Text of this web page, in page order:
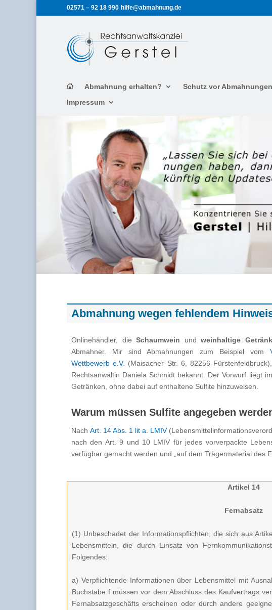
02571 – 92 18 990 hilfe@abmahnung.de
Abmahnung erhalten? Schutz vor Abmahnungen
Impressum
Abmahnung wegen fehlendem
Onlinehändler, dieSchaumwein undweinhaltige
Abmahner. Mir sind Abmahnungen zum Beispiel vom
Wettbewerb e.V. (Maisacher Str. 6, 82256
Rechtsanwältin Daniela Schmidt bekannt. Der Vorwurf liegt
Getränken, ohne dabei auf enthaltene Sulfite hinzuweisen.
Warum müssen Sulfite angegeben
NachArt. 14 Abs. 1 lit a. LMIV
nach den Art. 9 und 10 LMIV für jedes vorverpackte
verfügbar gemacht werden und „auf dem Trägermaterial des
Artikel 14
Fernabsatz
(1) Unbeschadet der Informationspflichten, die sich aus
Lebensmitteln, die durch Einsatz von
Folgendes:
a) Verpflichtende Informationen über Lebensmittel mit
Buchstabe f müssen vor dem Abschluss des Kaufvertrags
Fernabsatzgeschäfts erscheinen oder durch andere